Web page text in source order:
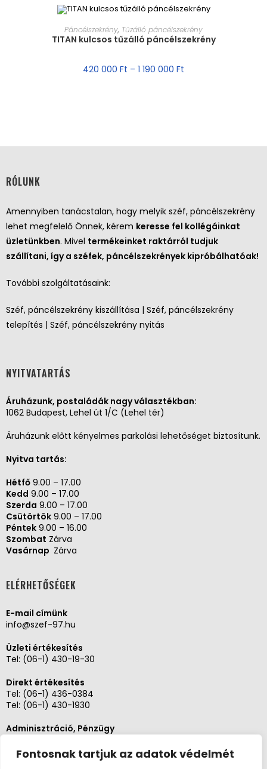
Fontosnak tartjuk az adatok védelmét
MÉRET VÁLASZTÁSA
Páncélszekrény, Tűzálló páncélszekrény
TITAN kulcsos tűzálló páncélszekrény
420 000 Ft – 1 190 000 Ft
RÓLUNK
Amennyiben tanácstalan, hogy melyik széf, páncélszekrény
lehet megfelelő Önnek, kérem keresse fel kollégáinkat
üzletünkben. Mivel termékeinket raktárról tudjuk
szállítani, így a széfek, páncélszekrények kipróbálhatóak!
További szolgáltatásaink:
Széf, páncélszekrény kiszállítása | Széf, páncélszekrény
telepítés | Széf, páncélszekrény nyitás
NYITVATARTÁS
Áruházunk, postaládák nagy választékban:
1062 Budapest, Lehel út 1/C (Lehel tér)
Áruházunk előtt kényelmes parkolási lehetőséget biztosítunk.
Nyitva tartás:
Hétfő 9.00 – 17.00
Kedd 9.00 – 17.00
Szerda 9.00 – 17.00
Csütörtök 9.00 – 17.00
Péntek 9.00 – 16.00
Szombat Zárva
Vasárnap Zárva
ELÉRHETŐSÉGEK
E-mail címünk
info@szef-97.hu
Üzleti értékesítés
Tel: (06-1) 430-19-30
Direkt értékesítés
Tel: (06-1) 436-0384
Tel: (06-1) 430-1930
Adminisztráció, Pénzügy
Szerviz és karbantartás